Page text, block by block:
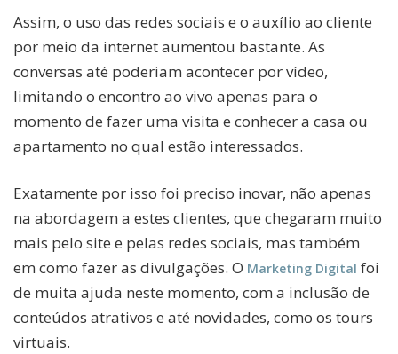
Assim, o uso das redes sociais e o auxílio ao cliente
por meio da internet aumentou bastante. As
conversas até poderiam acontecer por vídeo,
limitando o encontro ao vivo apenas para o
momento de fazer uma visita e conhecer a casa ou
apartamento no qual estão interessados.
Exatamente por isso foi preciso inovar, não apenas
na abordagem a estes clientes, que chegaram muito
mais pelo site e pelas redes sociais, mas também
em como fazer as divulgações. O Marketing Digital foi
de muita ajuda neste momento, com a inclusão de
conteúdos atrativos e até novidades, como os tours
virtuais.